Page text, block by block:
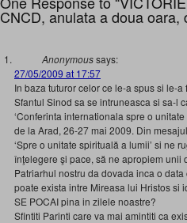
CNCD, anulata a doua oara,
Anonymoussays:
27/05/2009 at 17:57
In baza tuturor celor ce le-a spus si le-
Sfantul Sinod sa se intruneasca si sa-l
‘Conferinta internationala spre o
de la Arad, 26-27 mai 2009. Din
‘Spre o unitate spirituală a lumii’ si ne
înţelegere şi pace, să ne apropiem unii
Patriarhul nostru da dovada inca o
poate exista intre Mireasa lui Hristos si
SE POCAI pina in zilele noastre?
Sfintiti Parinti care va mai amintiti ca